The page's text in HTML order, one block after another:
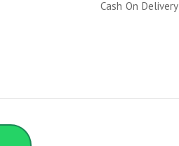
Cash On Delivery